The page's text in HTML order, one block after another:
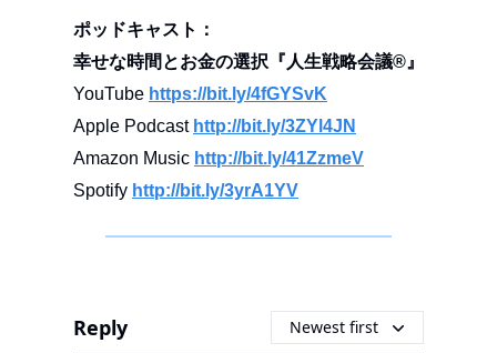
ポッドキャスト：
幸せな時間とお金の選択『人生戦略会議®︎』
YouTube https://bit.ly/4fGYSvK
Apple Podcast http://bit.ly/3ZYl4JN
Amazon Music http://bit.ly/41ZzmeV
Spotify http://bit.ly/3yrA1YV
Reply Newest first